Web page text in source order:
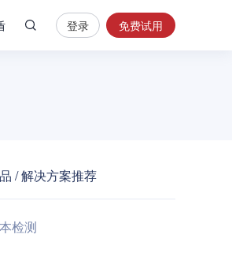
安
全
登录 免费试用
/ 解决方案推荐
检测